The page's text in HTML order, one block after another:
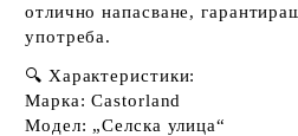
отлично напасване,
употреба.
🔍 Характеристики:
Марка:Castorland
Модел: „Селска улица“